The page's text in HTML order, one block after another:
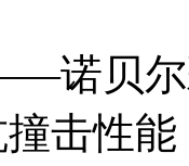
贝尔
击性